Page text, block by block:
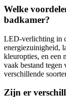
Welke
badkamer?
LED-verlichting in
energiezuinigheid,
kleuropties, en een
vaak bestand
verschillende
Zijn er